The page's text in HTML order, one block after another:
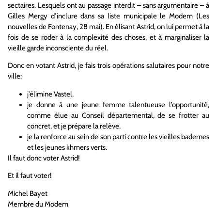
sectaires. Lesquels ont au passage interdit – sans argumentaire – à
Gilles Mergy d’inclure dans sa liste municipale le Modem (Les
nouvelles de Fontenay, 28 mai). En élisant Astrid, on lui permet à la
fois de se roder à la complexité des choses, et à marginaliser la
vieille garde inconsciente du réel.
Donc en votant Astrid, je fais trois opérations salutaires pour notre
ville:
j’élimine Vastel,
je donne à une jeune femme talentueuse l’opportunité,
comme élue au Conseil départemental, de se frotter au
concret, et je prépare la relève,
je la renforce au sein de son parti contre les vieilles badernes
et les jeunes khmers verts.
Il faut donc voter Astrid!
Et il faut voter!
Michel Bayet
Membre du Modem